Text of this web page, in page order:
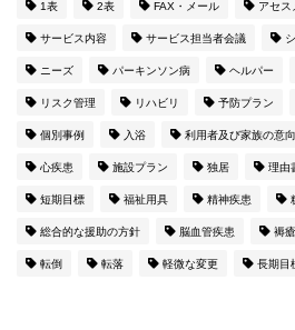
1表 2表 FAX・メール アセス
サービス内容 サービス担当者会議
ニーズ パーキンソン病 ヘルパー
リスク管理 リハビリ 予防プラン
個別事例 入浴 利用者及び家族の意向
心疾患 施設プラン 独居 理由
短期目標 福祉用具 精神疾患
総合的な援助の方針 脳血管疾患 褥瘡
転倒 転落 軽微な変更 長期目